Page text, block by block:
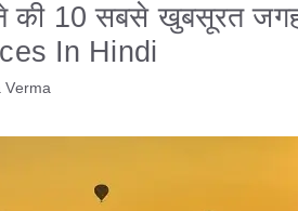
की 10 सबसे खुबसूरत
In Hindi
Verma